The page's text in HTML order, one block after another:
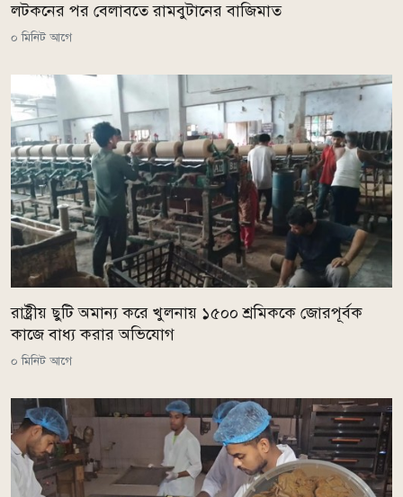
লটকনের পর বেলাবতে রামবুটানের বাজিমাত
০ মিনিট আগে
রাষ্ট্রীয় ছুটি অমান্য করে খুলনায় ১৫০০ শ্রমিককে জোরপূর্বক
কাজে বাধ্য করার অভিযোগ
০ মিনিট আগে